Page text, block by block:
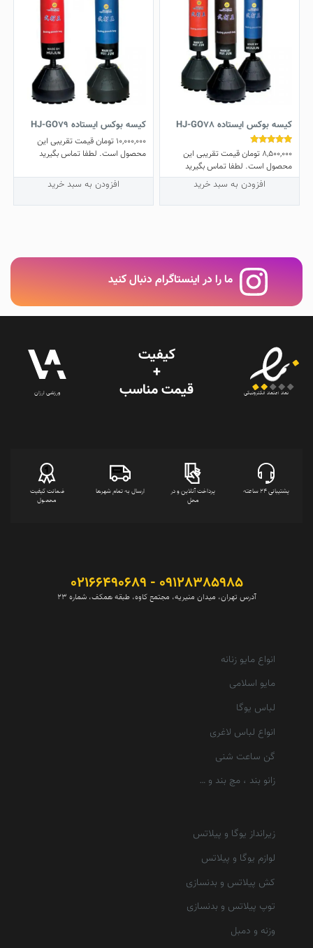
کیسه بوکس ایستاده HJ-GO78
نمره
5.00
از 5
8,500,000 تومانقیمت تقریبی این
محصول است. لطفا تماس بگیرید
افزودن به سبد خرید
کیسه بوکس ایستاده HJ-GO79
10,000,000 تومانقیمت تقریبی این
محصول است. لطفا تماس بگیرید
افزودن به سبد خرید
ما را در اینستاگرام دنبال کنید
نماد اعتماد الکترونیکی
کیفیت
+
قیمت‌ مناسب ورزشی ارزان
پشتیبانی 24 ساعته
پرداخت آنلاین و در
محل
ارسال به تمام شهرها
ضمانت کیفیت
محصول
09128385985 - 02166490689
آدرس تهران، میدان منیریه، مجتمع کاوه، طبقه همکف، شماره 23
انواع مایو زنانه
مایو اسلامی
لباس یوگا
انواع لباس لاغری
گن ساعت شنی
زانو بند ، مچ بند و …
زیرانداز یوگا و پیلاتس
لوازم یوگا و پیلاتس
کش پیلاتس و بدنسازی
توپ پیلاتس و بدنسازی
وزنه و دمبل